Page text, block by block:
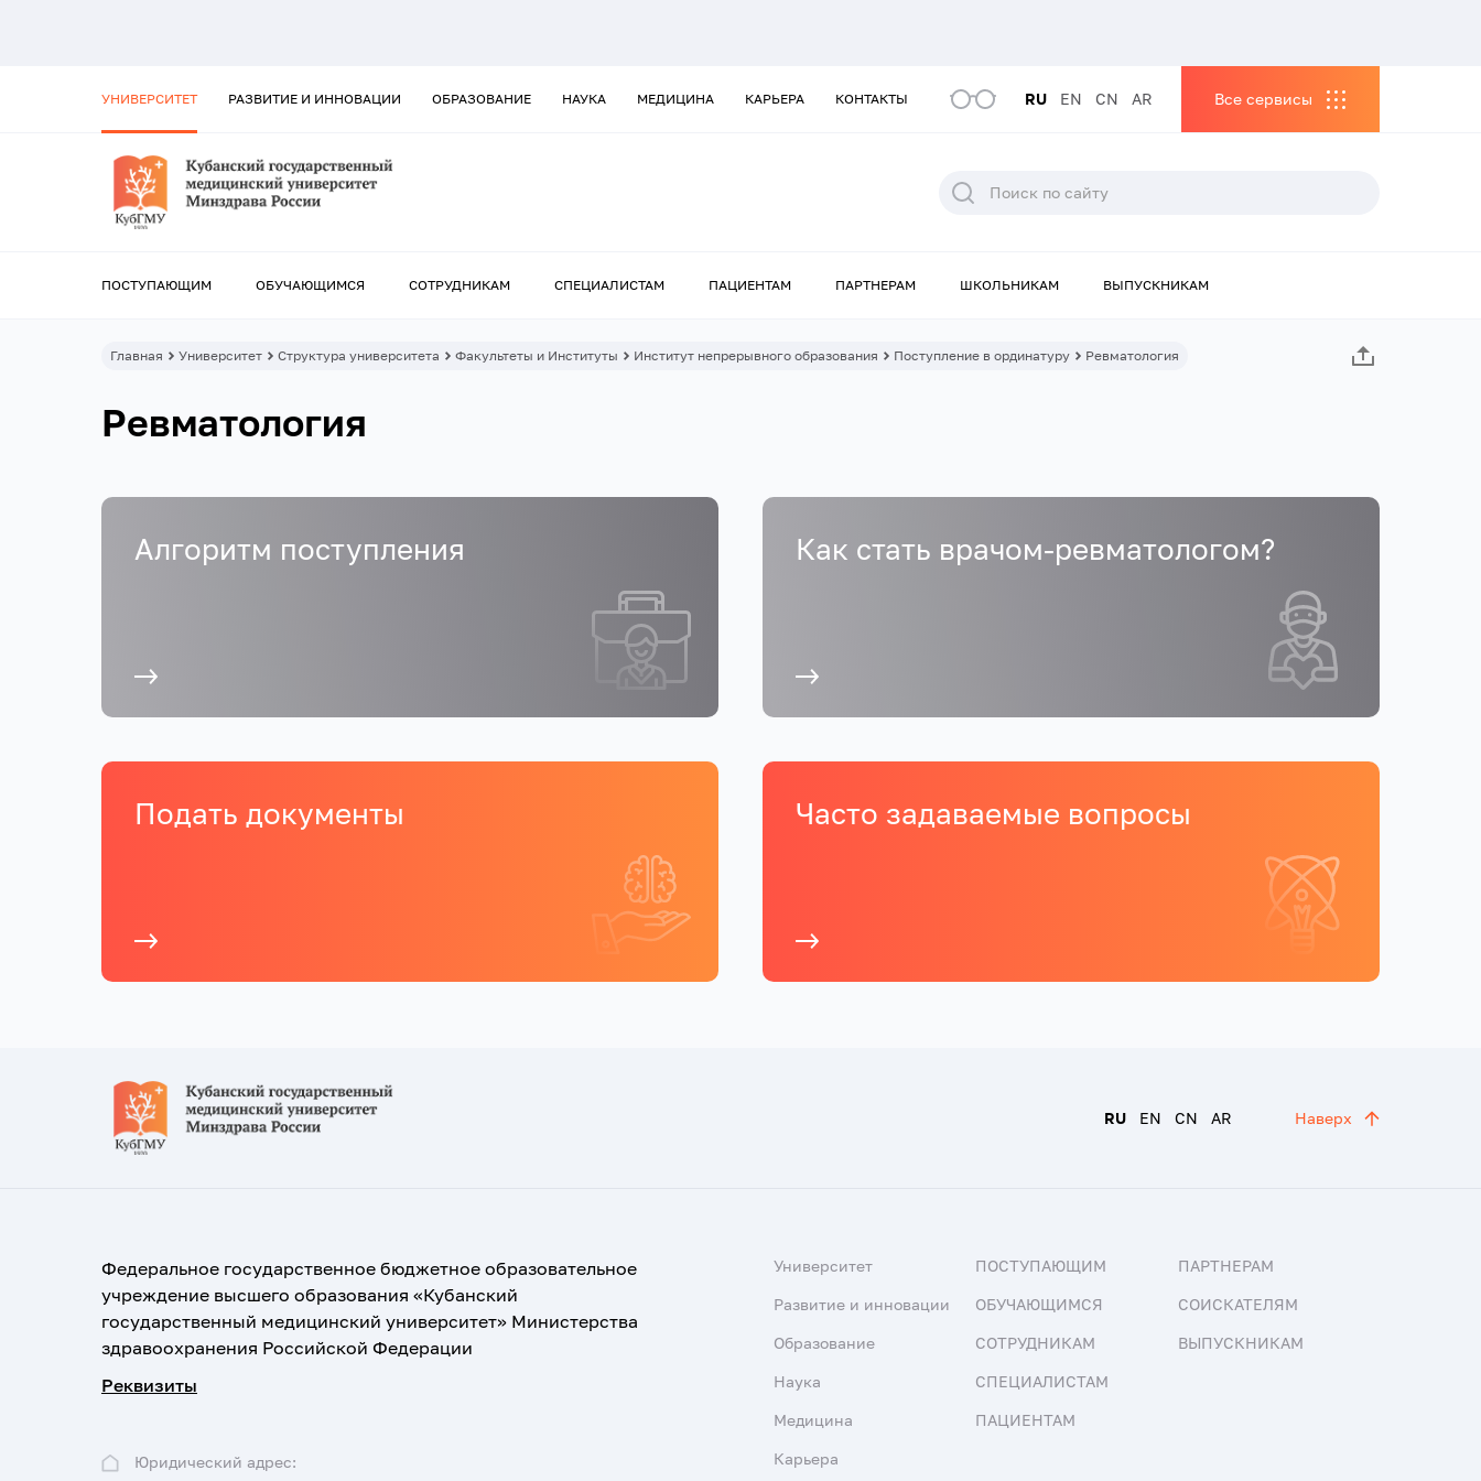
УНИВЕРСИТЕТ РАЗВИТИЕ И ИННОВАЦИИ ОБРАЗОВАНИЕ НАУКА МЕДИЦИНА КАРЬЕРА КОНТАКТЫ RU EN CN AR Все сервисы
ПОСТУПАЮЩИМ ОБУЧАЮЩИМСЯ СОТРУДНИКАМ СПЕЦИАЛИСТАМ ПАЦИЕНТАМ ПАРТНЕРАМ ШКОЛЬНИКАМ ВЫПУСКНИКАМ
Главная Университет Структура университета Факультеты и Институты Институт непрерывного образования Поступление в ординатуру Ревматология
Ревматология
Алгоритм поступления Как стать врачом-ревматологом?
Подать документы Часто задаваемые вопросы
RU EN CN AR Наверх
Федеральное государственное бюджетное образовательное
учреждение высшего образования «Кубанский
государственный медицинский университет» Министерства
здравоохранения Российской Федерации
Реквизиты
Юридический адрес:
Университет
Развитие и инновации
Образование
Наука
Медицина
Карьера
ПОСТУПАЮЩИМ
ОБУЧАЮЩИМСЯ
СОТРУДНИКАМ
СПЕЦИАЛИСТАМ
ПАЦИЕНТАМ
ПАРТНЕРАМ
СОИСКАТЕЛЯМ
ВЫПУСКНИКАМ